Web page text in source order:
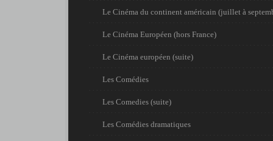
Le Cinéma du continent américain (juillet à
Le Cinéma Européen (hors France)
Le Cinéma européen (suite)
Les Comédies
Les Comedies (suite)
Les Comédies dramatiques